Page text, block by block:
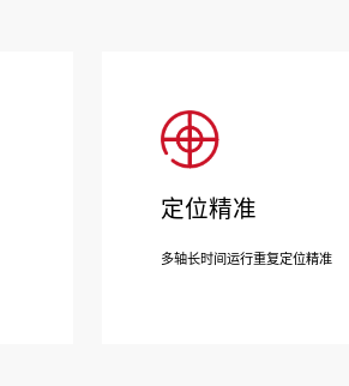
定位精准
多轴长时间运行重复定位精准